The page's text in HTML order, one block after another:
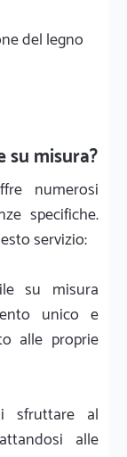
del legno
su misura?
numerosi
specifiche.
servizio:
su misura
unico e
alle proprie
sfruttare al
alle